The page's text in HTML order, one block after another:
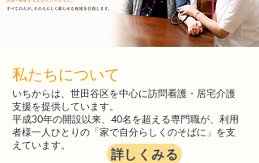
​私たちについて
いちからは、世田谷区を中心に訪問看護・居宅介護
支援を提供しています。
平成30年の開設以来、40名を超える専門職が、利用
者様一人ひとりの「家で自分らしくのそばに」を支
えています。
詳しくみる